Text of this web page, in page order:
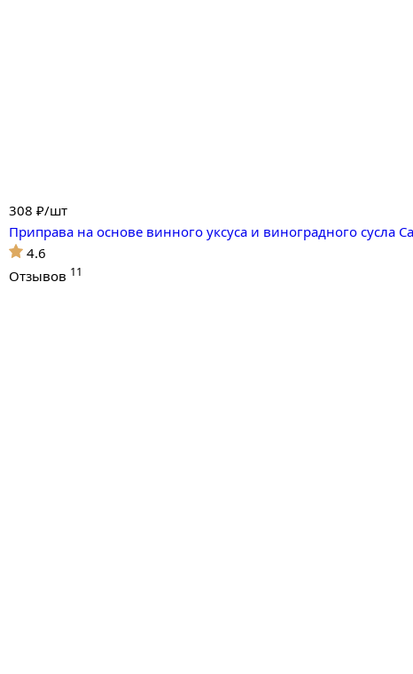
308 ₽/шт
Приправа на основе винного уксуса и виноградного сусла
4.6
Отзывов 11